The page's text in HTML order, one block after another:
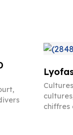
chiffres